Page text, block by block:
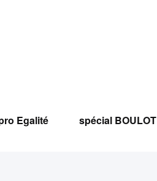
Egalité spécial BOULOT